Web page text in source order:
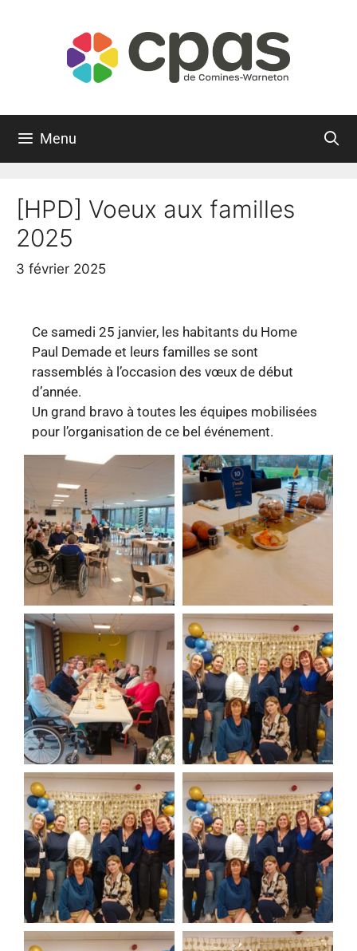
Menu
[HPD] Voeux aux familles
2025
3 février 2025
Ce samedi 25 janvier, les habitants du Home
Paul Demade et leurs familles se sont
rassemblés à l’occasion des vœux de début
d’année.
Un grand bravo à toutes les équipes mobilisées
pour l’organisation de ce bel événement.